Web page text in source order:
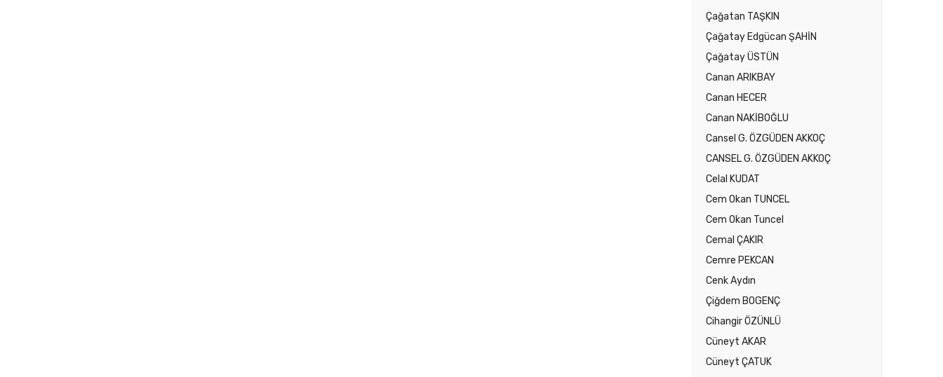
Çağatan TAŞKIN
Çağatay Edgücan ŞAHİN
Çağatay ÜSTÜN
Canan ARIKBAY
Canan HECER
Canan NAKİBOĞLU
Cansel G. ÖZGÜDEN AKKOÇ
CANSEL G. ÖZGÜDEN AKKOÇ
Celal KUDAT
Cem Okan TUNCEL
Cem Okan Tuncel
Cemal ÇAKIR
Cemre PEKCAN
Cenk Aydın
Çiğdem BOGENÇ
Cihangir ÖZÜNLÜ
Cüneyt AKAR
Cüneyt ÇATUK